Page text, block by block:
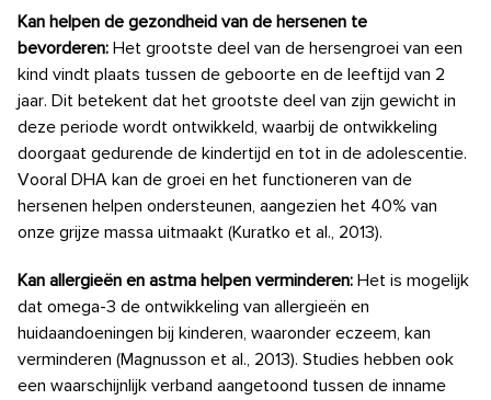
Kan helpen de gezondheid van de hersenen te
bevorderen: Het grootste deel van de hersengroei van een
kind vindt plaats tussen de geboorte en de leeftijd van 2
jaar. Dit betekent dat het grootste deel van zijn gewicht in
deze periode wordt ontwikkeld, waarbij de ontwikkeling
doorgaat gedurende de kindertijd en tot in de adolescentie.
Vooral DHA kan de groei en het functioneren van de
hersenen helpen ondersteunen, aangezien het 40% van
onze grijze massa uitmaakt (Kuratko et al., 2013).
Kan allergieën en astma helpen verminderen: Het is mogelijk
dat omega-3 de ontwikkeling van allergieën en
huidaandoeningen bij kinderen, waaronder eczeem, kan
verminderen (Magnusson et al., 2013). Studies hebben ook
een waarschijnlijk verband aangetoond tussen de inname